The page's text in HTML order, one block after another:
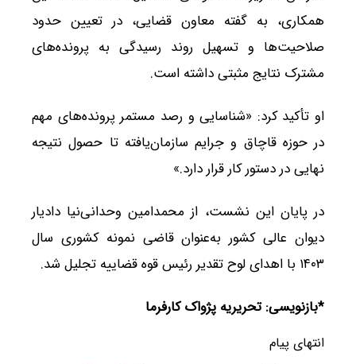
همکاری، به گفته معاون قضایی، در تعیین حدود
صلاحیت‌ها و تسهیل روند رسیدگی به پرونده‌های
مشترک نتایج مثبتی داشته است.
او تأکید کرد: «شناسایی و رصد مستمر پرونده‌های مهم
در حوزه قاچاق و جرایم سازمان‌یافته تا حصول نتیجه
نهایی در دستور کار قرار دارد.»
در پایان این نشست، از محمدامین وحدانی‌نیا دادیار
دیوان عالی کشور به‌عنوان قاضی نمونه کشوری سال
۱۴۰۳ با اهدای لوح تقدیر رئیس قوه قضاییه تجلیل شد.
*بازنویسی: تحریریه پژواک کارفرما
انتهای پیام